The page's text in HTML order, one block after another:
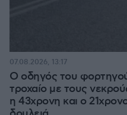
Ο οδηγός του
τροχαίο με τους
η 43χρονη και ο
07.08.2026, 13:17